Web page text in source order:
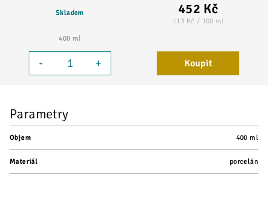
452 Kč
113 Kč / 100 ml
400 ml
Skladem
- + Koupit
Parametry
Objem 400 ml
Materiál porcelán